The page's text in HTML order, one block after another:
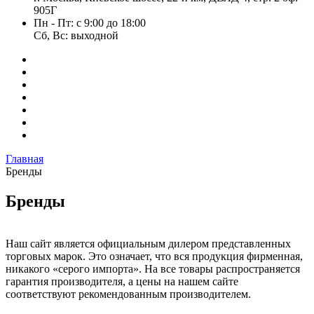
905Г
Пн - Пт: с 9:00 до 18:00
Сб, Вс: выходной
Главная
Бренды
Бренды
Наш сайт является официальным дилером представленных
торговых марок. Это означает, что вся продукция фирменная,
никакого «серого импорта». На все товары распространяется
гарантия производителя, а цены на нашем сайте
соответствуют рекомендованным производителем.